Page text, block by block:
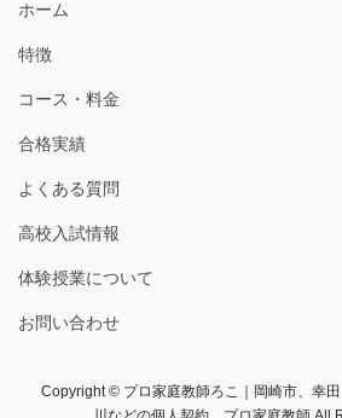
ホーム
特徴
コース・料金
合格実績
よくある質問
高校入試情報
体験授業について
お問い合わせ
Copyright © プロ家庭教師ろこ｜岡崎市、幸